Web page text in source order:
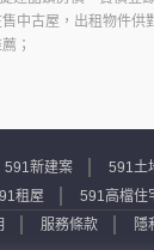
中古屋，出租物件供
；
591新建案 591土
租屋
591高檔住
服務條款 隱